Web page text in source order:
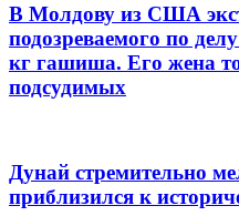
В Молдову из США
подозреваемого по
кг гашиша. Его жена
подсудимых
Дунай стремительно
приблизился к